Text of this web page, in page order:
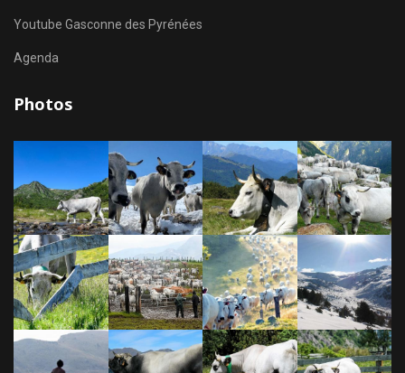
Youtube Gasconne des Pyrénées
Agenda
Photos